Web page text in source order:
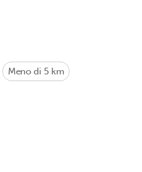
Meno di 5 km